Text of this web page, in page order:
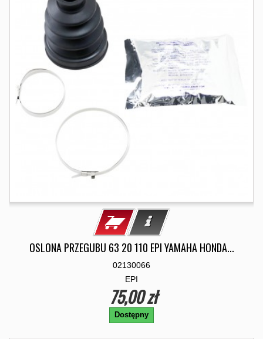
OSLONA PRZEGUBU 63 20 110 EPI YAMAHA HONDA...
02130066
EPI
75,00 zł
Dostępny